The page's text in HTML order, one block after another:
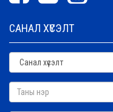
САНАЛ ХҮСЭЛТ